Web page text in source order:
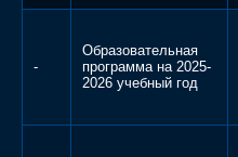
-
Образовательная
программа на 2025-
2026 учебный год